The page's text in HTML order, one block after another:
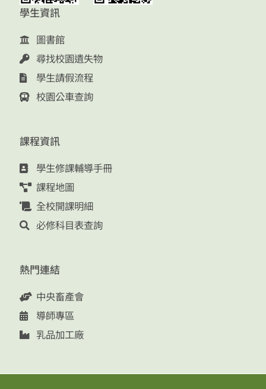
學生資訊
圖書館
尋找校園遺失物
學生請假流程
校園公車查詢
課程資訊
學生修課輔導手冊
課程地圖
全校開課明細
必修科目表查詢
熱門連結
中央畜產會
導師專區
乳品加工廠